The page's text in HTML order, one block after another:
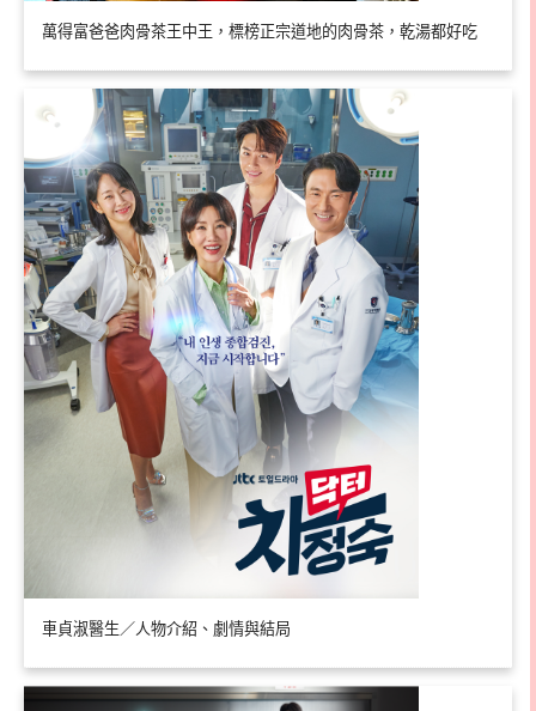
萬得富爸爸肉骨茶王中王，標榜正宗道地的肉骨茶，乾湯都好吃
車貞淑醫生／人物介紹、劇情與結局